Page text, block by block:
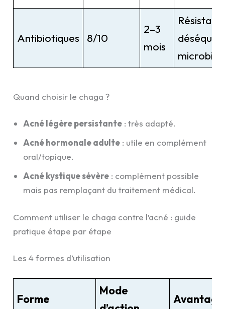
Antibiotiques 8/10
2–3
mois
Quand choisir le chaga ?
Acné légère persistante : très adapté.
Acné hormonale adulte : utile en complément
oral/topique.
Acné kystique sévère : complément possible
mais pas remplaçant du traitement médical.
Comment utiliser le chaga contre l’acné : guide
pratique étape par étape
Les 4 formes d’utilisation
Forme
Mode